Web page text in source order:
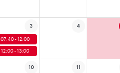
3 4
07:40 - 12:00
12:00 - 13:00
10 11